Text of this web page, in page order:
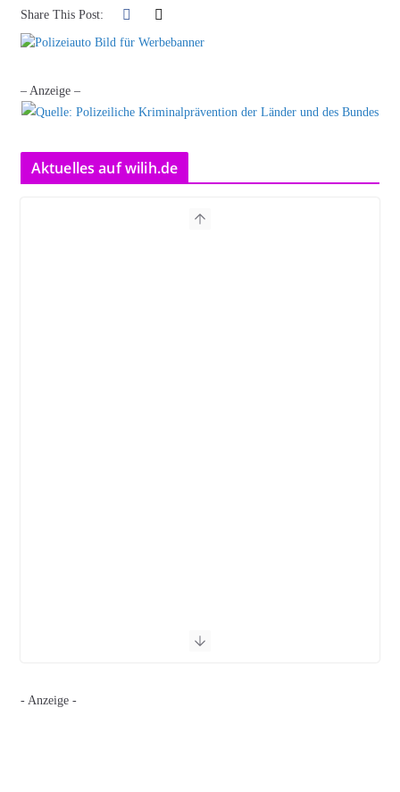
Share This Post:
– Anzeige –
Aktuelles auf wilih.de
- Anzeige -